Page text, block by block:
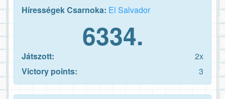
Hírességek Csarnoka: El Salvador
6334.
Játszott:
2x
Victory points:
3